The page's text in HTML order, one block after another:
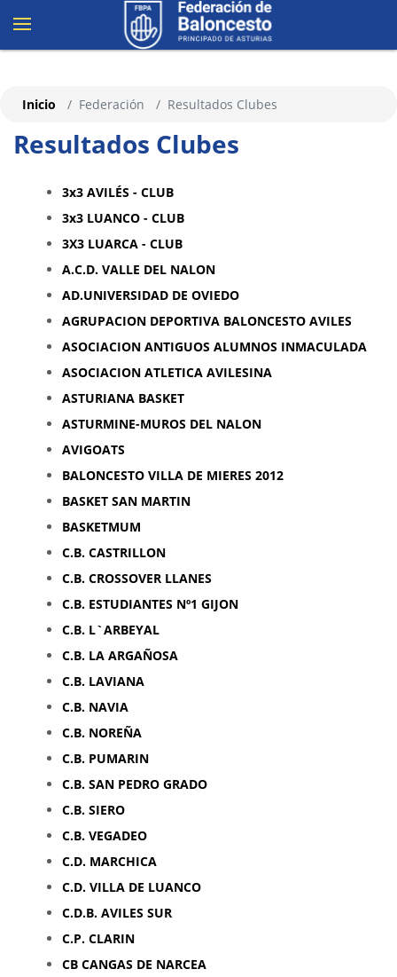
Resultados Clubes
Inicio Federación Resultados Clubes
3x3 AVILÉS - CLUB
3x3 LUANCO - CLUB
3X3 LUARCA - CLUB
A.C.D. VALLE DEL NALON
AD.UNIVERSIDAD DE OVIEDO
AGRUPACION DEPORTIVA BALONCESTO AVILES
ASOCIACION ANTIGUOS ALUMNOS INMACULADA
ASOCIACION ATLETICA AVILESINA
ASTURIANA BASKET
ASTURMINE-MUROS DEL NALON
AVIGOATS
BALONCESTO VILLA DE MIERES 2012
BASKET SAN MARTIN
BASKETMUM
C.B. CASTRILLON
C.B. CROSSOVER LLANES
C.B. ESTUDIANTES Nº1 GIJON
C.B. L`ARBEYAL
C.B. LA ARGAÑOSA
C.B. LAVIANA
C.B. NAVIA
C.B. NOREÑA
C.B. PUMARIN
C.B. SAN PEDRO GRADO
C.B. SIERO
C.B. VEGADEO
C.D. MARCHICA
C.D. VILLA DE LUANCO
C.D.B. AVILES SUR
C.P. CLARIN
CB CANGAS DE NARCEA